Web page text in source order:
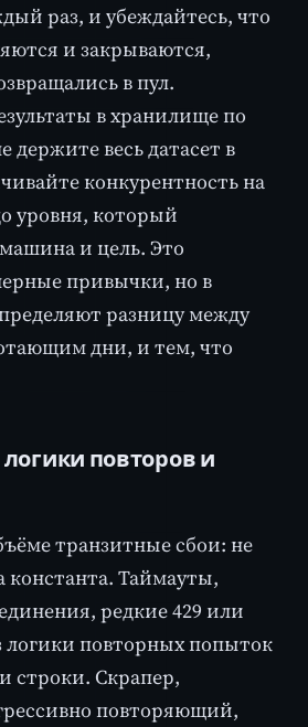
раз, и убеждайтесь, что
и закрываются,
в пул.
в хранилище по
держите весь датасет в
конкурентность на
уровня, который
и цель. Это
привычки, но в
разницу между
дни, и тем, что
логики повторов и
транзитные сбои: не
константа. Таймауты,
редкие 429 или
логики повторных попыток
строки. Скрапер,
повторяющий,